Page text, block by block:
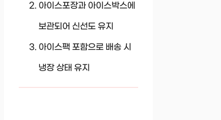
아이스포장과 아이스박스에
보관되어 신선도 유지
아이스팩 포함으로 배송 시
냉장 상태 유지